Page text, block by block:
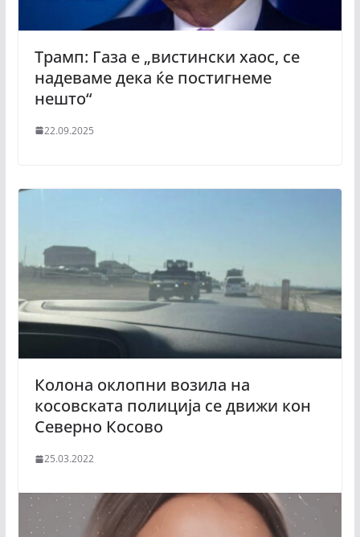
Трамп: Газа е „вистински хаос, се
надеваме дека ќе постигнеме
нешто“
22.09.2025
Колона оклопни возила на
косовската полиција се движи кон
Северно Косово
25.03.2022